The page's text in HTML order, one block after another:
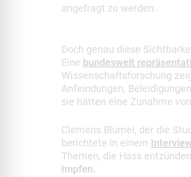
angefragt zu werden.
Doch genau diese
Eine bundesweit
Wissenschaftsforschung
Anfeindungen,
sie hätten eine Zunahme
Clemens Blümel, der die
berichtete in einem
Themen, die Hass
Impfen.